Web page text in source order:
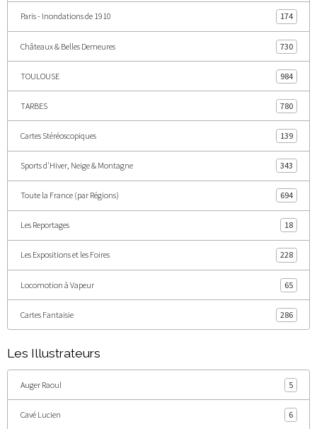
Paris - Inondations de 1910 174
Châteaux & Belles Demeures 730
TOULOUSE 984
TARBES 780
Cartes Stéréoscopiques 139
Sports d'Hiver, Neige & Montagne 343
Toute la France (par Régions) 694
Les Reportages 18
Les Expositions et les Foires 228
Locomotion à Vapeur 65
Cartes Fantaisie 286
Les Illustrateurs
Auger Raoul 5
Cavé Lucien 6